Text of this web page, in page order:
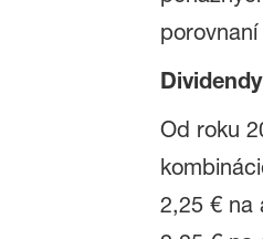
Od roku
2,25 € na